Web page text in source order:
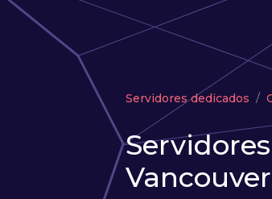
Servidores dedicados
Vancouver